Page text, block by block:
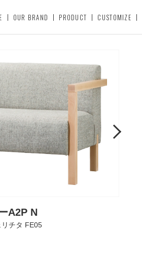
OUR BRAND PRODUCT CUSTOMIZE
A2P N
チタ FE05
Next